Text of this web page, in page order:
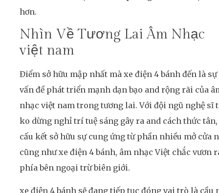
hơn.
Nhìn Về Tương Lai Âm Nhạc
việt nam
Điểm sở hữu mập nhất mà xe điện 4 bánh đến là sự
vấn đề phát triển mạnh dạn bạo and rộng rãi của
nhạc việt nam trong tương lai. Với đội ngũ nghệ sĩ
ko dừng nghỉ trí tuệ sáng gây ra and cách thức tân,
cấu kết sở hữu sự cung ứng từ phần nhiều mở cửa
cũng như xe điện 4 bánh, âm nhạc Việt chắc vươn
phía bên ngoại trừ biên giới.
xe điện 4 bánh sẽ đang tiếp tục đóng vai trò là cầu